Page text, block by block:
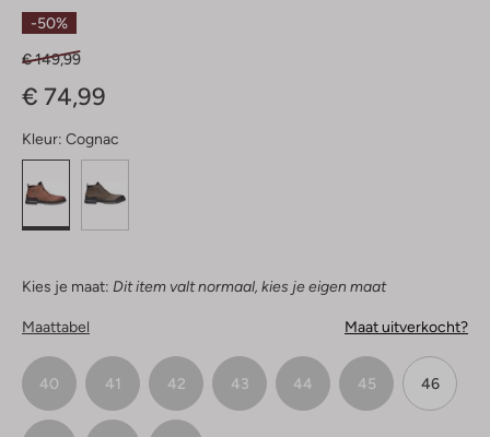
Sterren
-50%
€ 149,99
€ 74,99
Kleur: Cognac
Kies je maat: Dit item valt normaal, kies je eigen maat
Maattabel Maat uitverkocht?
40 41 42 43 44 45 46